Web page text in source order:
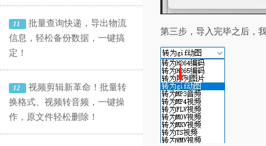
11
批量查询快递，导出物流
信息，轻松备份数据，一键搞
定！
12
视频剪辑新革命！批量转
换格式、视频转音频，一键操
作，原文件轻松删除！
第三步，导入完毕之后，